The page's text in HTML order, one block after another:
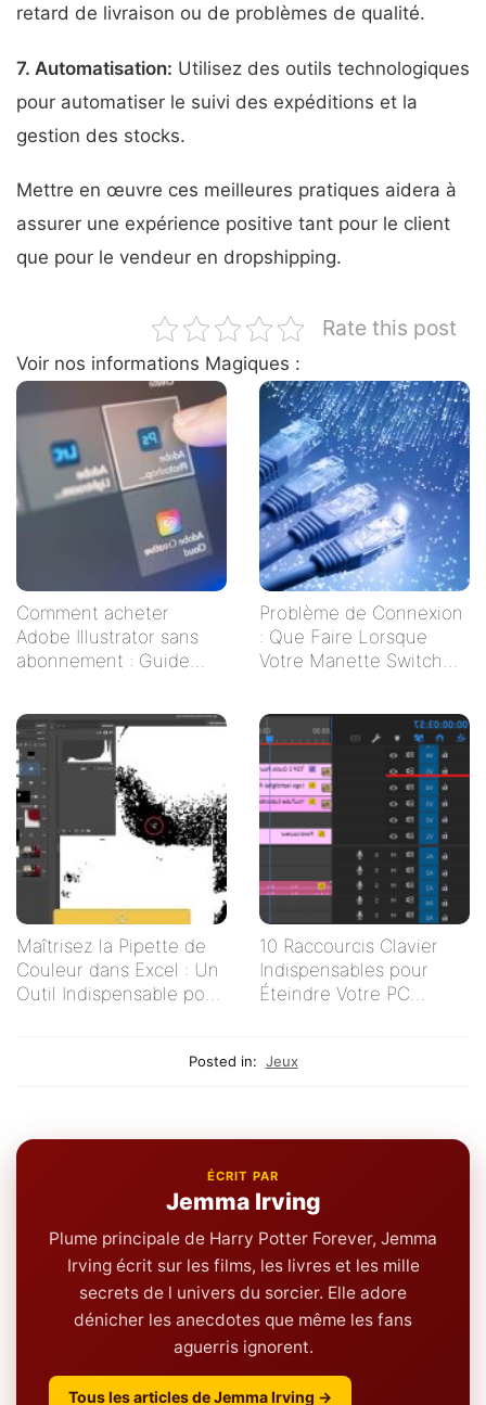
retard de livraison ou de problèmes de qualité.
7. Automatisation: Utilisez des outils technologiques
pour automatiser le suivi des expéditions et la
gestion des stocks.
Mettre en œuvre ces meilleures pratiques aidera à
assurer une expérience positive tant pour le client
que pour le vendeur en dropshipping.
Rate this post
Voir nos informations Magiques :
Comment acheter
Adobe Illustrator sans
abonnement : Guide
Problème de Connexion
: Que Faire Lorsque
Votre Manette Switch
Maîtrisez la Pipette de
Couleur dans Excel : Un
Outil Indispensable pour
10 Raccourcis Clavier
Indispensables pour
Éteindre Votre PC
Posted in: Jeux
ÉCRIT PAR
Jemma Irving
Plume principale de Harry Potter Forever, Jemma
Irving écrit sur les films, les livres et les mille
secrets de l univers du sorcier. Elle adore
dénicher les anecdotes que même les fans
aguerris ignorent.
Tous les articles de Jemma Irving →